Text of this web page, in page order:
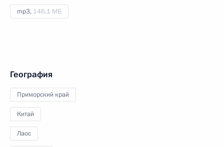
mp3, 146.1 МБ
География
Приморский край
Китай
Лаос